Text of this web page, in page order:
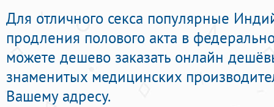
Для отличного секса популярные
продления полового акта в
можете дешево заказать онлайн
знаменитых медицинских
Вашему адресу.